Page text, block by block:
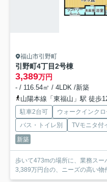
福山市引野町
引野町4丁目2号棟
3,389万円
- / 116.54㎡ / 4LDK /新築
山陽本線「東福山」駅 徒歩
駐車2台可 ウォークインクロ
バス・トイレ別
TVモニタ付
新築
歩いて473mの場所に、業務スー
3,389万円台の、ニーズの高い物